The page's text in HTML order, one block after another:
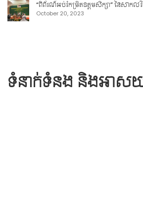
“ពិព័រណ៍អប់រំកម្រិតឧត្តមសិក្សា” នៃសាក
October 20, 2023
ទំនាក់ទំនង និងអាសយ